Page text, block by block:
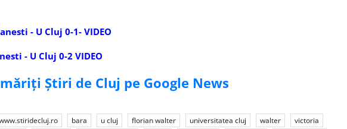
- U Cluj 0-1- VIDEO
- U Cluj 0-2 VIDEO
Știri de Cluj pe Google News
bara u cluj florian walter universitatea cluj walter
victoria